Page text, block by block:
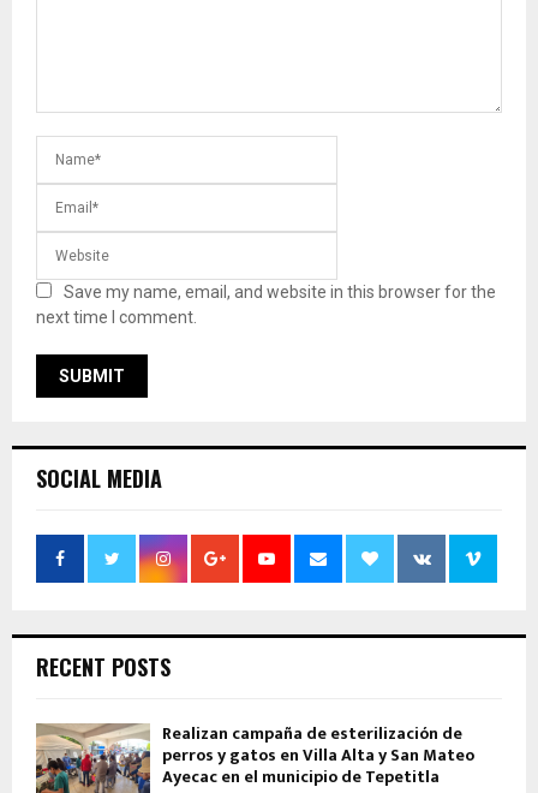
Save my name, email, and website in this browser for the
next time I comment.
SOCIAL MEDIA
RECENT POSTS
Realizan campaña de esterilización de
perros y gatos en Villa Alta y San Mateo
Ayecac en el municipio de Tepetitla